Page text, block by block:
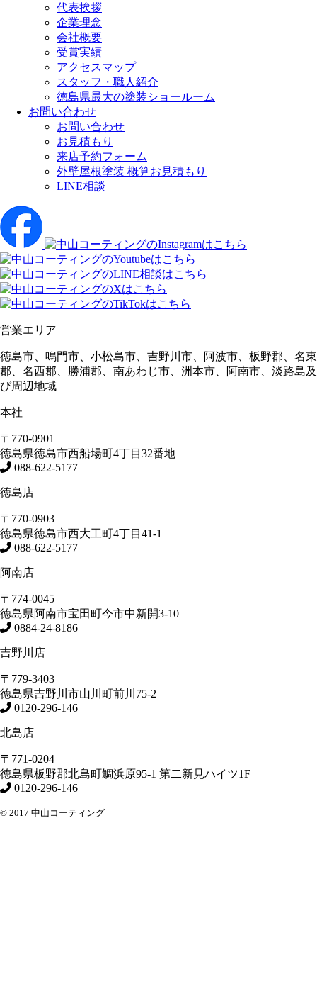
代表挨拶
企業理念
会社概要
受賞実績
アクセスマップ
スタッフ・職人紹介
徳島県最大の塗装ショールーム
お問い合わせ
お問い合わせ
お見積もり
来店予約フォーム
外壁屋根塗装 概算お見積もり
LINE相談
営業エリア
徳島市、鳴門市、小松島市、吉野川市、阿波市、板野郡、名東
郡、名西郡、勝浦郡、南あわじ市、洲本市、阿南市、淡路島及
び周辺地域
本社
〒770-0901
徳島県徳島市西船場町4丁目32番地
088-622-5177
徳島店
〒770-0903
徳島県徳島市西大工町4丁目41-1
088-622-5177
阿南店
〒774-0045
徳島県阿南市宝田町今市中新開3-10
0884-24-8186
吉野川店
〒779-3403
徳島県吉野川市山川町前川75-2
0120-296-146
北島店
〒771-0204
徳島県板野郡北島町鯛浜原95-1 第二新見ハイツ1F
0120-296-146
© 2017 中山コーティング